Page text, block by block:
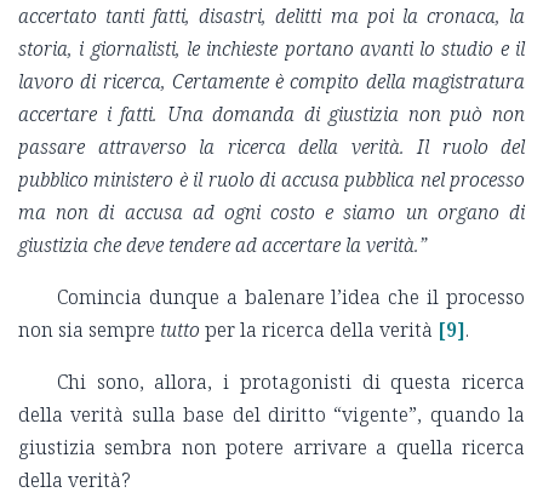
accertato tanti fatti, disastri, delitti ma poi la cronaca, la
storia, i giornalisti, le inchieste portano avanti lo studio e il
lavoro di ricerca, Certamente è compito della magistratura
accertare i fatti. Una domanda di giustizia non può non
passare attraverso la ricerca della verità. Il ruolo del
pubblico ministero è il ruolo di accusa pubblica nel processo
ma non di accusa ad ogni costo e siamo un organo di
giustizia che deve tendere ad accertare la verità.”
Comincia dunque a balenare l’idea che il processo
non sia sempre tutto per la ricerca della verità [9].
Chi sono, allora, i protagonisti di questa ricerca
della verità sulla base del diritto “vigente”, quando la
giustizia sembra non potere arrivare a quella ricerca
della verità?